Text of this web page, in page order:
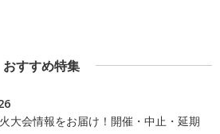
おすすめ特集
大会情報をお届け！開催・中止・延期